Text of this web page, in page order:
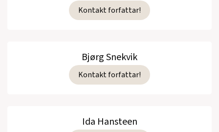
Kontakt forfattar!
Bjørg Snekvik
Kontakt forfattar!
Ida Hansteen